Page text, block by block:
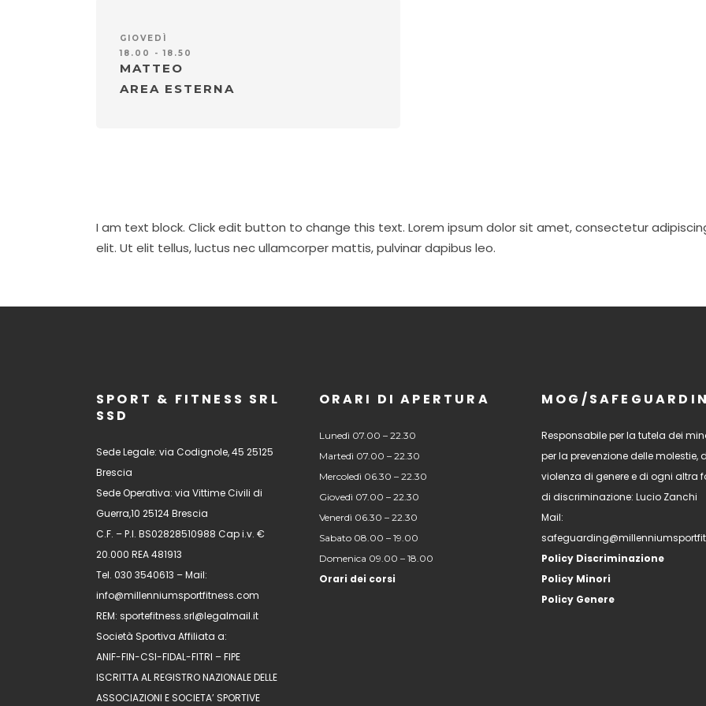
GIOVEDÌ
18.00 - 18.50
MATTEO
AREA ESTERNA
I am text block. Click edit button to change this text. Lorem ipsum dolor sit amet, consectetur
elit. Ut elit tellus, luctus nec ullamcorper mattis, pulvinar dapibus leo.
SPORT & FITNESS SRL
SSD
Sede Legale: via Codignole, 45 25125
Brescia
Sede Operativa: via Vittime Civili di
Guerra,10 25124 Brescia
C.F. – P.I. BS02828510988 Cap i.v. €
20.000 REA 481913
Tel. 030 3540613 – Mail:
info@millenniumsportfitness.com
REM: sportefitness.srl@legalmail.it
Società Sportiva Affiliata a:
ANIF-FIN-CSI-FIDAL-FITRI – FIPE
ISCRITTA AL REGISTRO NAZIONALE DELLE
ASSOCIAZIONI E SOCIETA’ SPORTIVE
ORARI DI APERTURA
Lunedì 07.00 – 22.30
Martedì 07.00 – 22.30
Mercoledì 06.30 – 22.30
Giovedì 07.00 – 22.30
Venerdì 06.30 – 22.30
Sabato 08.00 – 19.00
Domenica 09.00 – 18.00
Orari dei corsi
MOG/
Responsabile per la tutela dei
per la prevenzione delle molestie,
violenza di genere e di ogni altra
di discriminazione: Lucio Zanchi
Mail:
Policy Discriminazione
Policy Minori
Policy Genere